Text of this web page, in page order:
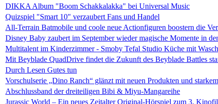
DIKKA Album "Boom Schakkalakka" bei Universal Music
Quizspiel "Smart 10" verzaubert Fans und Handel
All-Terrain Batmobile und coole neue Actionfiguren boostern die
Disney Baby zaubert im September wieder magische Momente in
Multitalent im Kinderzimmer - Smoby Tefal Studio Küche mit
Mit Beyblade QuadDrive findet die Zukunft des Beyblade Battles
Durch Lesen Gutes tun
Vorschulserie „Dino Ranch“ glänzt mit neuen Produkten und
Abschlussband der dreiteiligen Bibi & Miyu-Mangareihe
Jurassic World – Ein neues Zeitalter Original-Hörspiel zum 3.